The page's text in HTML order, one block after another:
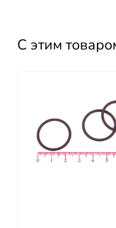
С этим